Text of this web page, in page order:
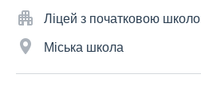
Ліцей з початковою
Міська школа